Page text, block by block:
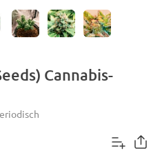
Cannabis-